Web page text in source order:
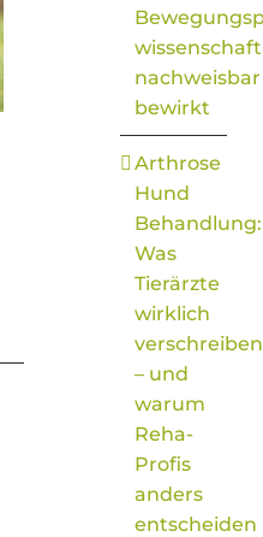
nachweisbar
bewirkt
Arthrose
Hund
Behandlung:
Was
Tierärzte
wirklich
verschreiben
– und
warum
Reha-
Profis
anders
entscheiden